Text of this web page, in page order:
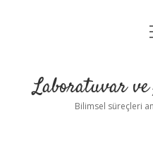
Laboratuvar
Bilimsel süreçleri